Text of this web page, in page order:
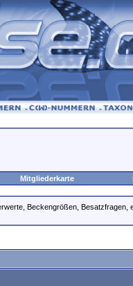
Mitgliederkarte
Beckengrößen, Besatzfragen,